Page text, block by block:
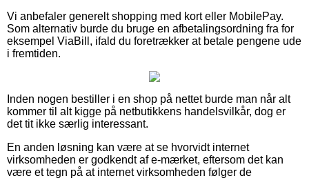
Vi anbefaler generelt shopping med kort eller MobilePay.
Som alternativ burde du bruge en afbetalingsordning fra for
eksempel ViaBill, ifald du foretrækker at betale pengene ude
i fremtiden.
Inden nogen bestiller i en shop på nettet burde man når alt
kommer til alt kigge på netbutikkens handelsvilkår, dog er
det tit ikke særlig interessant.
En anden løsning kan være at se hvorvidt internet
virksomheden er godkendt af e-mærket, eftersom det kan
være et tegn på at internet virksomheden følger de